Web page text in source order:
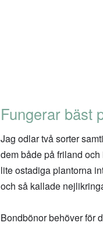
Fungerar bäst
Jag odlar två sorter
dem både på friland
lite ostadiga plantorna
och så kallade
Bondbönor behöver för